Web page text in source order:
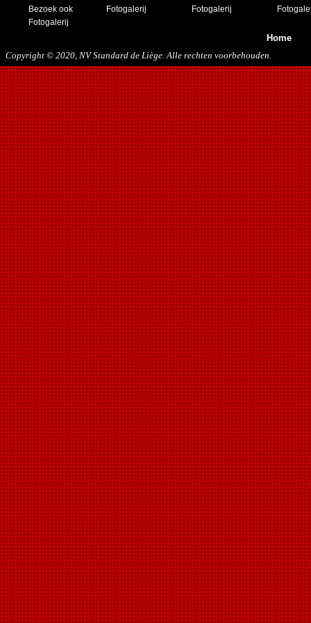
21/12/2019
Bezoek ook
Fotogalerij
Fotogalerij
Fotogalerij
Home
Copyright © 2020, NV Standard de Liège. Alle rechten voorbehouden.